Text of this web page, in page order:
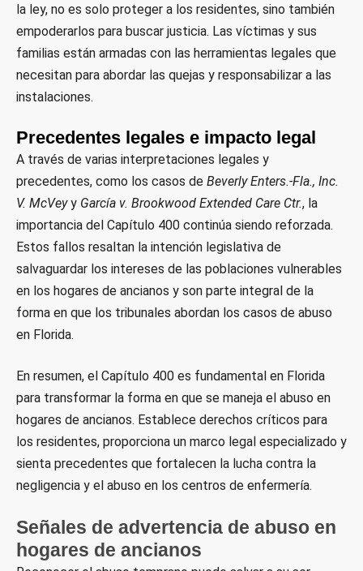
la ley, no es solo proteger a los residentes, sino también
empoderarlos para buscar justicia. Las víctimas y sus
familias están armadas con las herramientas legales que
necesitan para abordar las quejas y responsabilizar a las
instalaciones.
Precedentes legales e impacto legal
A través de varias interpretaciones legales y
precedentes, como los casos de Beverly Enters.-Fla., Inc.
V. McVeyy García v. Brookwood Extended Care Ctr., la
importancia del Capítulo 400 continúa siendo reforzada.
Estos fallos resaltan la intención legislativa de
salvaguardar los intereses de las poblaciones vulnerables
en los hogares de ancianos y son parte integral de la
forma en que los tribunales abordan los casos de abuso
en Florida.
En resumen, el Capítulo 400 es fundamental en Florida
para transformar la forma en que se maneja el abuso en
hogares de ancianos. Establece derechos críticos para
los residentes, proporciona un marco legal especializado y
sienta precedentes que fortalecen la lucha contra la
negligencia y el abuso en los centros de enfermería.
Señales de advertencia de abuso en
hogares de ancianos